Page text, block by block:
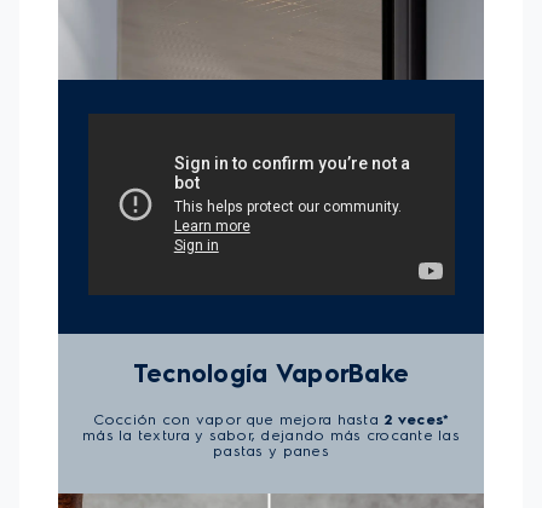
perfecto para ollas más grandes y hace que tus
recetas sean más homogéneas y deliciosas.
los alimentos se resequen.
robustez a la hora de cocinar.
Terminar tus recetas con la función de grill
logrará un dorado y gratinado en la superficie de los
alimentos, lo que proporcionará una textura mejorada
-Tecnología FastClean:El interior del horno con
facilitando la limpieza.
Removibles para una limpieza
sin esfuerzo
-Horno con dos estantes:Manual y autodeslizante
con practicidad y seguridad.